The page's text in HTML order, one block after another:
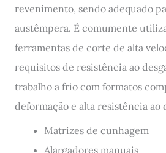
revenimento, sendo adequado
austêmpera. É comumente
ferramentas de corte de alta
requisitos de resistência ao
trabalho a frio com formatos
deformação e alta resistência ao
Matrizes de cunhagem
Alargadores manuais